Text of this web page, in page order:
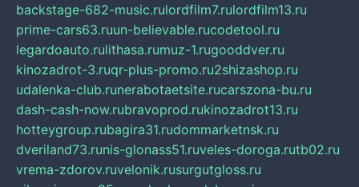
backstage-682-music.rulordfilm7.rulordfilm13.ru
prime-cars63.ruun-believable.rucodetool.ru
legardoauto.rulithasa.rumuz-1.rugooddver.ru
kinozadrot-3.ruqr-plus-promo.ru2shizashop.ru
udalenka-club.runerabotaetsite.rucarszona-bu.ru
dash-cash-now.rubravoprod.rukinozadrot13.ru
hotteygroup.rubagira31.rudommarketnsk.ru
dveriland73.runis-glonass51.ruveles-doroga.rutb02.ru
vrema-zdorov.ruvelonik.rusurgutgloss.ru